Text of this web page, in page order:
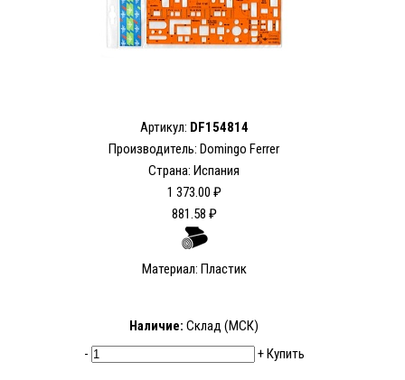
Артикул: DF154814
Производитель: Domingo Ferrer
Страна: Испания
1 373.00 ₽
881.58 ₽
Материал: Пластик
Наличие: Склад (МСК)
-
+Купить